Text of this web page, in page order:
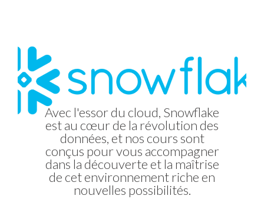
Avec l'essor du cloud, Snowflake
est au cœur de la révolution des
données, et nos cours sont
conçus pour vous accompagner
dans la découverte et la maîtrise
de cet environnement riche en
nouvelles possibilités.
En tant que partenaires et
experts sur la solution Vizlib, nos
vous permettrons de tirer parti
de la meilleure extension de
visualisation pour Qlik.
En tant que membres actifs de la
communauté Qlik, nous vous
offrons un parcours de
formation complet, du niveau
débutant à avancé et sur une
large palette d'outils de la gamme
Qlik.